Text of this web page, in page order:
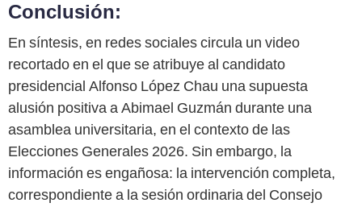
Conclusión:
En síntesis, en redes sociales circula un video
recortado en el que se atribuye al candidato
presidencial Alfonso López Chau una supuesta
alusión positiva a Abimael Guzmán durante una
asamblea universitaria, en el contexto de las
Elecciones Generales 2026. Sin embargo, la
información es engañosa: la intervención completa,
correspondiente a la sesión ordinaria del Consejo